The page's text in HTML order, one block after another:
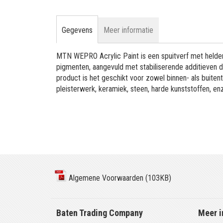
Gegevens
MTN WEPRO Acrylic Paint is een spuitverf met
pigmenten, aangevuld met stabiliserende
product is het geschikt voor zowel binnen- als
pleisterwerk, keramiek, steen, harde kunststoffen,
Meer informatie
Algemene Voorwaarden (103KB)
Baten Trading Company Meer